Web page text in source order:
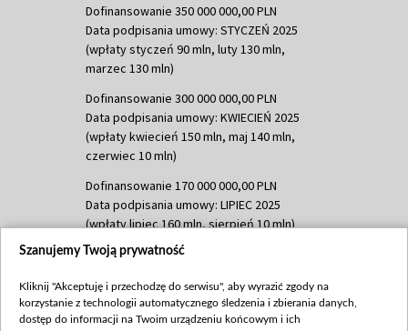
Dofinansowanie 350 000 000,00 PLN
Data podpisania umowy: STYCZEŃ 2025
(wpłaty styczeń 90 mln, luty 130 mln,
marzec 130 mln)
Dofinansowanie 300 000 000,00 PLN
Data podpisania umowy: KWIECIEŃ 2025
(wpłaty kwiecień 150 mln, maj 140 mln,
czerwiec 10 mln)
Dofinansowanie 170 000 000,00 PLN
Data podpisania umowy: LIPIEC 2025
(wpłaty lipiec 160 mln, sierpień 10 mln)
Dofinansowanie 60 000 000,00 PLN
(wpłata wrzesień 60 mln)
Dofinansowanie 635 783 051,21 PLN
Szanujemy Twoją prywatność
Kliknij "Akceptuję i przechodzę do serwisu", aby wyrazić zgody na
korzystanie z technologii automatycznego śledzenia i zbierania danych,
dostęp do informacji na Twoim urządzeniu końcowym i ich